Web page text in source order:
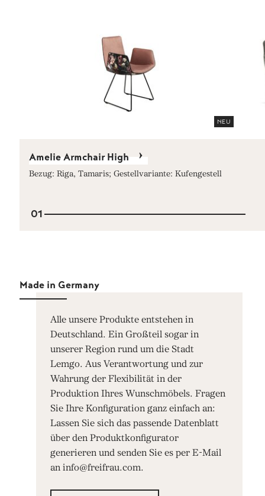
Amelie Armchair High
Bezug: Riga, Tamaris; Gestellvariante: Kufengestell
NEU
01
Made in Germany
Alle unsere Produkte entstehen in
Deutschland. Ein Großteil sogar in
unserer Region rund um die Stadt
Lemgo. Aus Verantwortung und zur
Wahrung der Flexibilität in der
Produktion Ihres Wunschmöbels. Fragen
Sie Ihre Konfiguration ganz einfach an:
Lassen Sie sich das passende Datenblatt
über den Produktkonfigurator
generieren und senden Sie es per E-Mail
an info@freifrau.com.